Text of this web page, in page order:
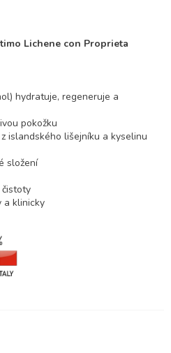
Lichene con Proprieta
hydratuje, regeneruje a
pokožku
islandského lišejníku a kyselinu
složení
a klinicky